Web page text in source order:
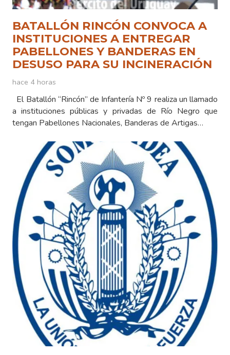
BATALLÓN RINCÓN CONVOCA A
INSTITUCIONES A ENTREGAR
PABELLONES Y BANDERAS EN
DESUSO PARA SU INCINERACIÓN
hace 4 horas
El Batallón “Rincón” de Infantería Nº 9 realiza un llamado
a instituciones públicas y privadas de Río Negro que
tengan Pabellones Nacionales, Banderas de Artigas…